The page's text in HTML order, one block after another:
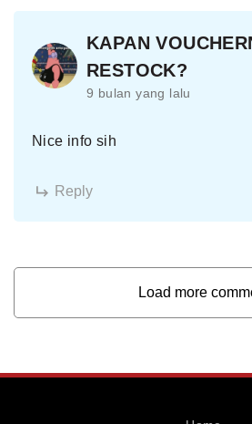
KAPAN
RESTOCK?
9 bulan yang lalu
Nice info sih
Reply
Load more